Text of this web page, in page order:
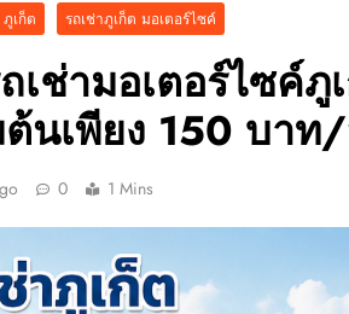
เก็ต รถเช่าภูเก็ต มอเตอร์ไซค์
ช่ามอเตอร์ไซค์ภู
ต้นเพียง 150 บาท
0 1 Mins